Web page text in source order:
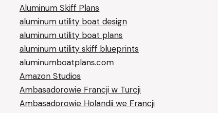
Aluminum Skiff Plans
aluminum utility boat design
aluminum utility boat plans
aluminum utility skiff blueprints
aluminumboatplans.com
Amazon Studios
Ambasadorowie Francji w Turcji
Ambasadorowie Holandii we Francji